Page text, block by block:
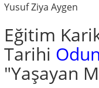
Yusuf Ziya Aygen
Eğitim
Tarihi
"Yaşayan